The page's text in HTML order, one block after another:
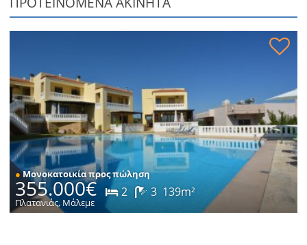
●Μονοκατοικία προς πώληση
355.000€ 2 3 139m²
Πλατανιάς, Μάλεμε